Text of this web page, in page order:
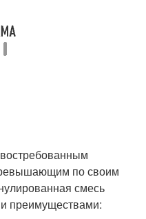
по своим
смесь
преимуществами: